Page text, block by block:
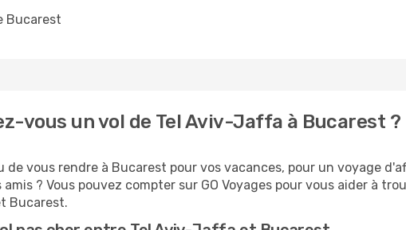
Bucarest
vous un vol de Tel Aviv-Jaffa à Bucarest ?
de vous rendre à Bucarest pour vos vacances, pour un voyage
? Vous pouvez compter sur GO Voyages pour vous aider à
Bucarest.